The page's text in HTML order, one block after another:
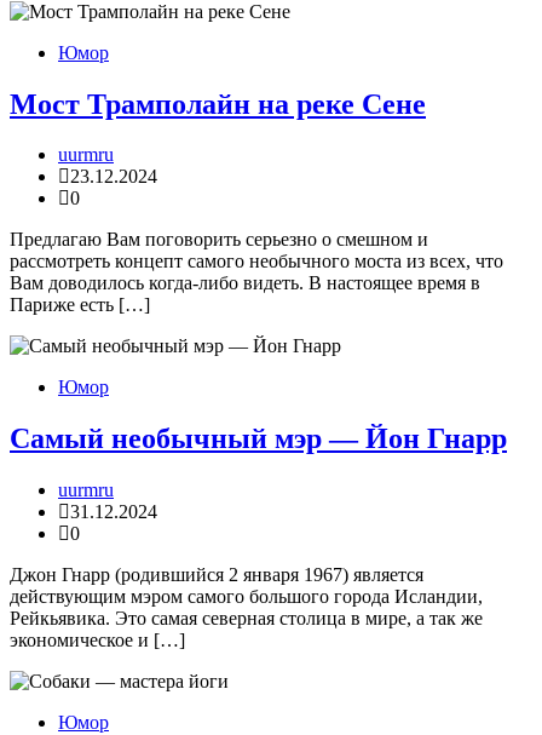
Юмор
Мост Трамполайн на реке Сене
uurmru
23.12.2024
0
Предлагаю Вам поговорить серьезно о смешном и
рассмотреть концепт самого необычного моста из всех, что
Вам доводилось когда-либо видеть. В настоящее время в
Париже есть […]
Юмор
Самый необычный мэр — Йон Гнарр
uurmru
31.12.2024
0
Джон Гнарр (родившийся 2 января 1967) является
действующим мэром самого большого города Исландии,
Рейкьявика. Это самая северная столица в мире, а так же
экономическое и […]
Юмор